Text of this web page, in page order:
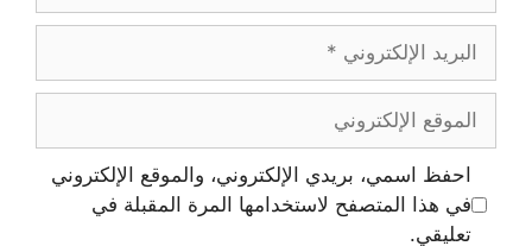
احفظ اسمي، بريدي الإلكتروني، والموقع الإلكتروني
في هذا المتصفح لاستخدامها المرة المقبلة في
تعليقي.